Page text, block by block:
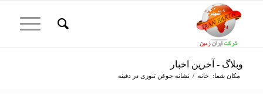
وبلاگ - آخرین اخبار
مکان شما: خانه / نشانه جوغن تنوری در دفینه